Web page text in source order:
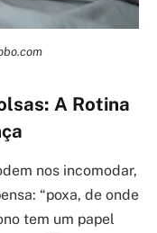
A Rotina
nos incomodar,
“poxa, de onde
tem um papel